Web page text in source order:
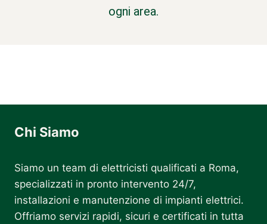
ogni area.
Chi Siamo
Siamo un team di elettricisti qualificati a Roma,
specializzati in pronto intervento 24/7,
installazioni e manutenzione di impianti elettrici.
Offriamo servizi rapidi, sicuri e certificati in tutta